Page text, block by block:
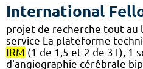
International
projet de recherche tout au
service La plateforme
IRM (1 de 1,5 et 2 de 3T), 1
d'angiographie cérébrale